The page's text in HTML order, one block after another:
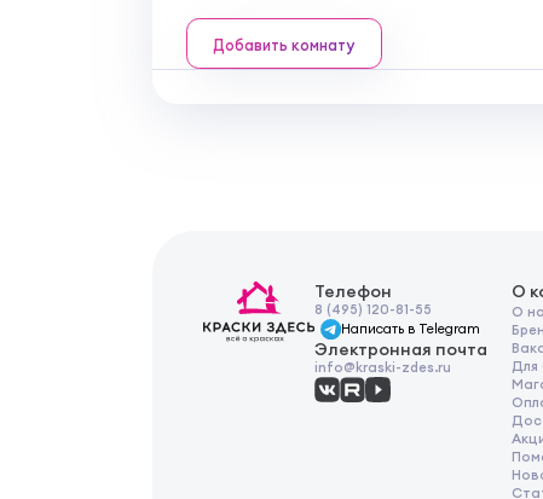
Добавить комнату
Телефон
8 (495) 120-81-55
Написать в Telegram
Электронная почта
info@kraski-zdes.ru
О
О
Для